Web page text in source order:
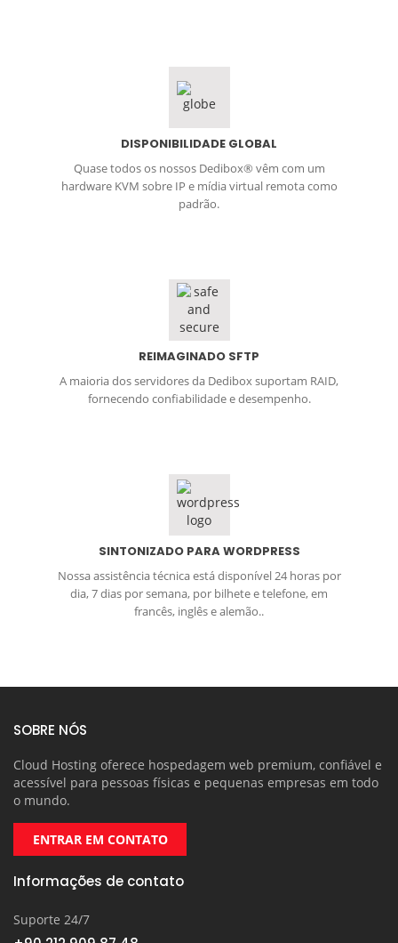
DISPONIBILIDADE GLOBAL
Quase todos os nossos Dedibox® vêm com um
hardware KVM sobre IP e mídia virtual remota como
padrão.
REIMAGINADO SFTP
A maioria dos servidores da Dedibox suportam RAID,
fornecendo confiabilidade e desempenho.
SINTONIZADO PARA WORDPRESS
Nossa assistência técnica está disponível 24 horas por
dia, 7 dias por semana, por bilhete e telefone, em
francês, inglês e alemão..
SOBRE NÓS
Cloud Hosting oferece hospedagem web premium, confiável e
acessível para pessoas físicas e pequenas empresas em todo
o mundo.
ENTRAR EM CONTATO
Informações de contato
Suporte 24/7